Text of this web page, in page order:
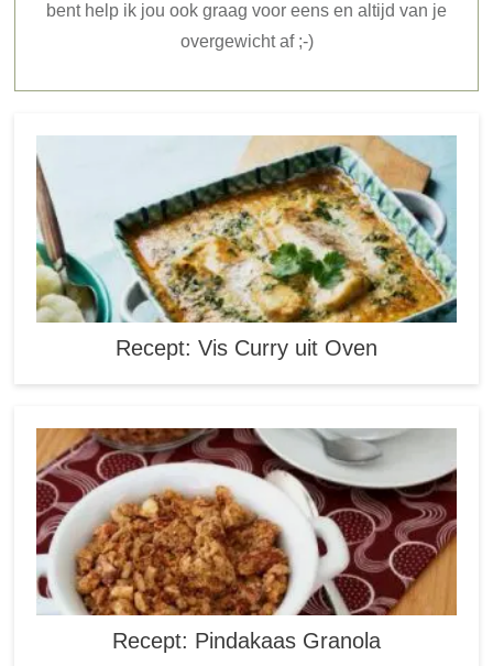
bent help ik jou ook graag voor eens en altijd van je
overgewicht af ;-)
Recept: Vis Curry uit Oven
Recept: Pindakaas Granola